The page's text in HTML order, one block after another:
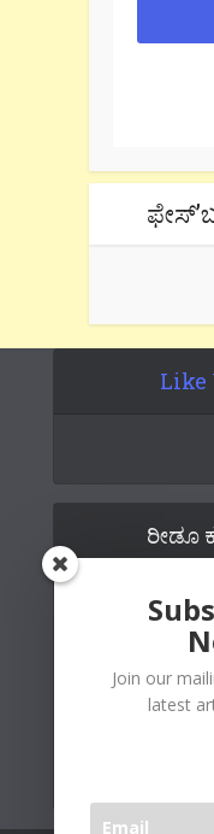
Like
ರೀಡೂ
Join our
latest